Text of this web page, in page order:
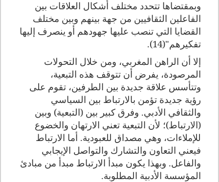
وبمقتضاها تتحدد مختلف أشكال العلاقات بين
الفاعلين الثقافيين من جهة بينهم وبين مختلف
القضايا التي تنصب عليها جهودهم أو ينصرف إليها
تفكيرهم"(14).
إلا أن الراهن المغربي، ومن خلال التحولات
المرصودة، يفرض أن تتوقف هذه التبعية،
وتتأسس علاقة جديدة بين الطرفين، تقوم على
رؤية جديدة تؤمن بالارتباط بين السياسي
والثقافي الأدبي. وفرق كبير بين (التبعية) وبين
(الارتباط)؛ لأن التبعية تعني الارتهان والخضوع
للإملاءات، وهي مصداق للعبودية. أما الارتباط
فيعني التعاون والتشارك والتواصل الإيجابي
والفاعل. وبهذا يكون مبدأ الارتباط مبدأ من مبادئ
المؤسسة الأدبية المطلوبة.